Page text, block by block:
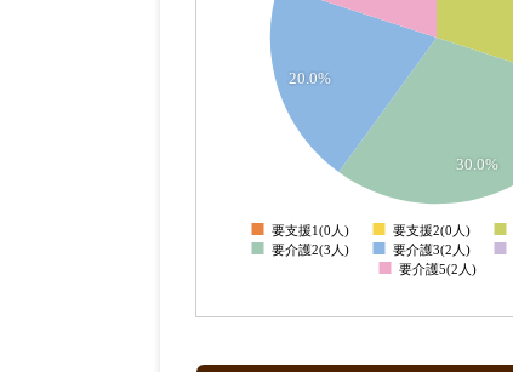
30.0%
20.0%
0
要支援1(0人) 要支援2(0人)
要介護2(3人)
要介護3(2人)
要介護5(2人)